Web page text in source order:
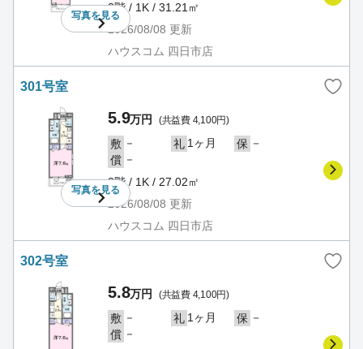
写真を見る
2階 / 1K / 31.21㎡
2026/08/08 更新
ハウスコム 四日市店
301号室
写真を見る
5.9万円 (共益費 4,100円)
敷 － 礼 1ヶ月 保 －
償 －
3階 / 1K / 27.02㎡
2026/08/08 更新
ハウスコム 四日市店
302号室
5.8万円 (共益費 4,100円)
敷 － 礼 1ヶ月 保 －
償 －